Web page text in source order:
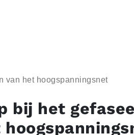
van het hoogspanningsnet
bij het